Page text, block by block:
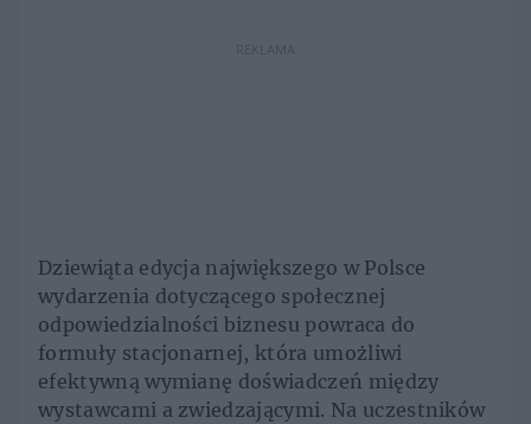
REKLAMA
Dziewiąta edycja największego w Polsce
wydarzenia dotyczącego społecznej
odpowiedzialności biznesu powraca do
formuły stacjonarnej, która umożliwi
efektywną wymianę doświadczeń między
wystawcami a zwiedzającymi. Na uczestników